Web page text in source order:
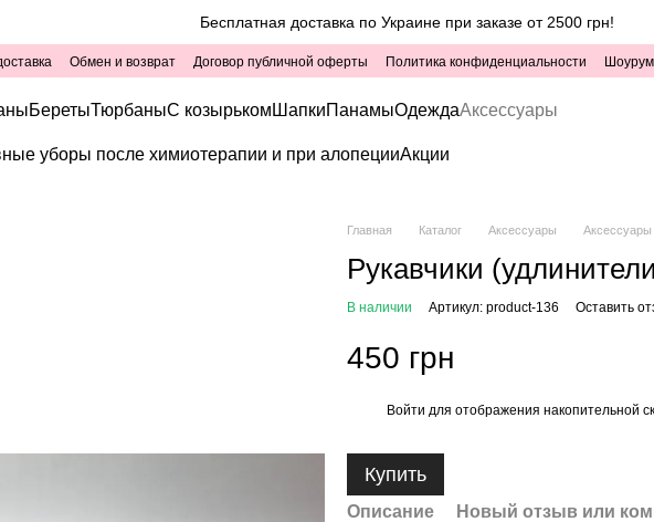
Бесплатная доставка по Украине при заказе от 2500 грн!
Обмен и возврат Договор публичной оферты Политика конфиденциальности
БеретыТюрбаныС козырьком ШапкиПанамыОдеждаАксессуары
уборы после химиотерапии и при алопецииАкции
Главная Каталог Аксессуары Аксессуары
Рукавчики
В наличии Артикул: product-136 Оставить
450 грн
Войти для отображения накопительной
Купить
Описание Новый отзыв или